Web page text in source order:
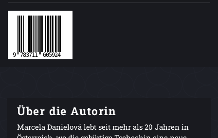
Über die Autorin
Marcela Danielová lebt seit mehr als 20 Jahren in